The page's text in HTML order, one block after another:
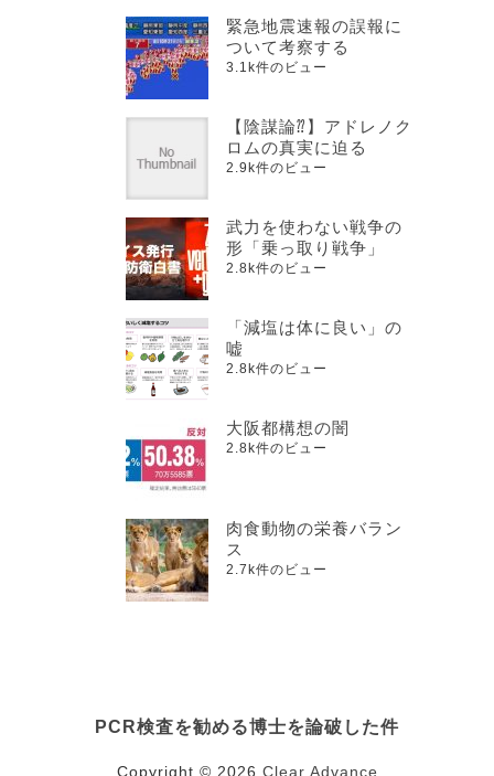
緊急地震速報の誤報に
ついて考察する
3.1k件のビュー
【陰謀論⁇】アドレノク
ロムの真実に迫る
2.9k件のビュー
武力を使わない戦争の
形「乗っ取り戦争」
2.8k件のビュー
「減塩は体に良い」の
嘘
2.8k件のビュー
大阪都構想の闇
2.8k件のビュー
肉食動物の栄養バラン
ス
2.7k件のビュー
PCR検査を勧める博士を論破した件
Copyright © 2026 Clear Advance